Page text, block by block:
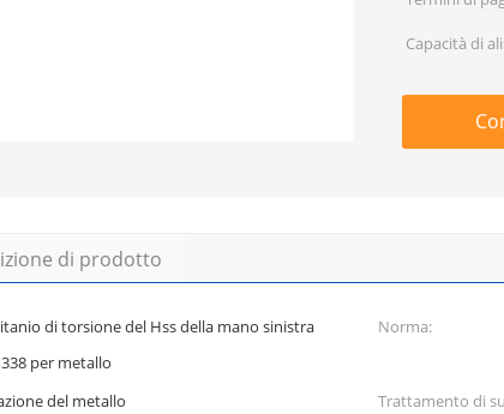
Capacità di
di prodotto
di torsione del Hss della mano sinistra
per metallo
Norma:
del metallo Trattamento di